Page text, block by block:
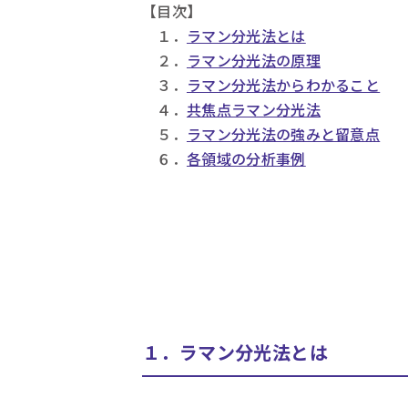
【目次】
１． ラマン分光法とは
２． ラマン分光法の原理
３． ラマン分光法からわかること
４． 共焦点ラマン分光法
５． ラマン分光法の強みと留意点
６． 各領域の分析事例
１．ラマン分光法とは